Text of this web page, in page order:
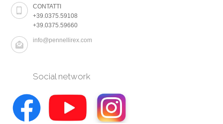
CONTATTI
+39.0375.59108
+39.0375.59660
info@pennellirex.com
Social network